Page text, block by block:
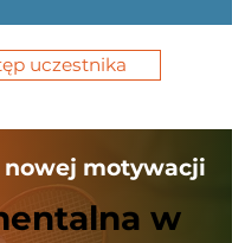
uczestnika
nowej motywacji
w